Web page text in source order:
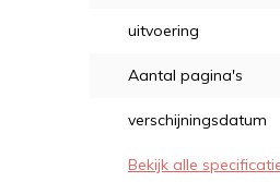
uitvoering
Aantal pagina's
verschijningsdatum
Bekijk alle